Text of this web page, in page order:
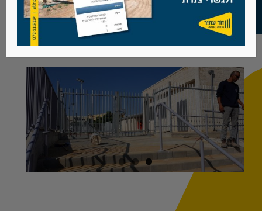
גדר עפרוני שילובים
View
Larger
Image